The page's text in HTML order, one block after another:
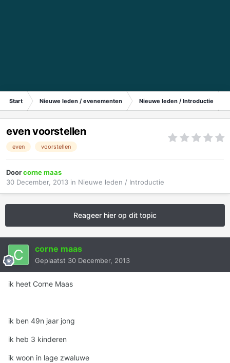
Start Nieuwe leden / evenementen Nieuwe leden / Introductie
even voorstellen
even voorstellen
Doorcorne maas
30 December, 2013 in Nieuwe leden / Introductie
Reageer hier op dit topic
corne maas
Geplaatst 30 December, 2013
ik heet Corne Maas
ik ben 49n jaar jong
ik heb 3 kinderen
ik woon in lage zwaluwe